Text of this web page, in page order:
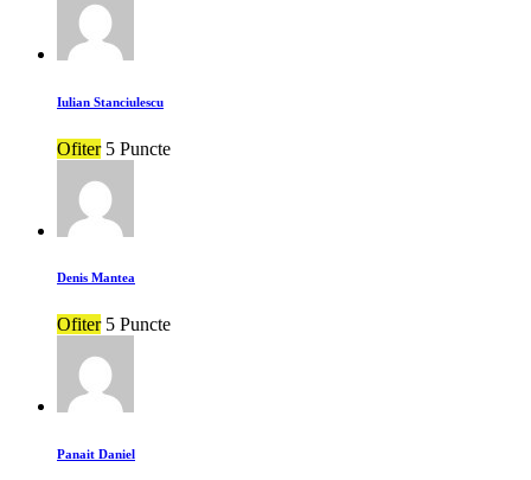
Iulian Stanciulescu
Ofiter 5 Puncte
Denis Mantea
Ofiter 5 Puncte
Panait Daniel